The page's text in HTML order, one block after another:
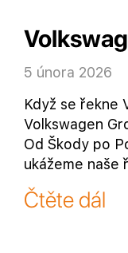
5 února 2026
Když se řekne
Volkswagen
Od Škody po
ukážeme
Čtěte dál